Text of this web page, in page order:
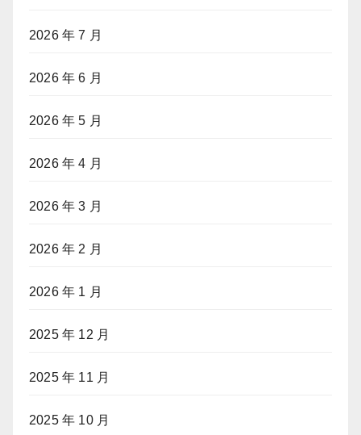
2026 年 7 月
2026 年 6 月
2026 年 5 月
2026 年 4 月
2026 年 3 月
2026 年 2 月
2026 年 1 月
2025 年 12 月
2025 年 11 月
2025 年 10 月